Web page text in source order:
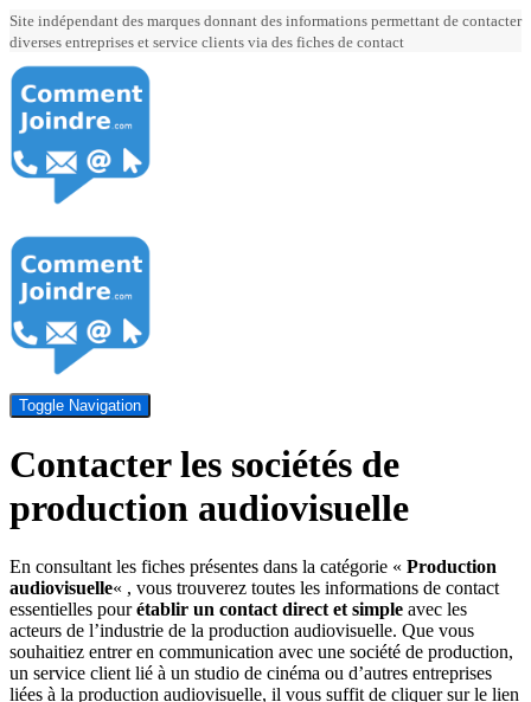
Site indépendant des marques donnant des informations permettant de contacter
diverses entreprises et service clients via des fiches de contact
Toggle Navigation
Contacter les sociétés de
production audiovisuelle
En consultant les fiches présentes dans la catégorie « Production
audiovisuelle« , vous trouverez toutes les informations de contact
essentielles pourétablir un contact direct et simple avec les
acteurs de l’industrie de la production audiovisuelle. Que vous
souhaitiez entrer en communication avec une société de production,
un service client lié à un studio de cinéma ou d’autres entreprises
liées à la production audiovisuelle, il vous suffit de cliquer sur le lien